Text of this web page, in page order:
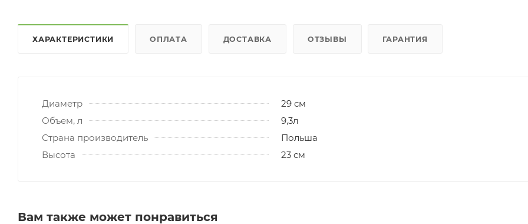
ХАРАКТЕРИСТИКИ ОПЛАТА ДОСТАВКА ОТЗЫВЫ ГАРАНТИЯ
Диаметр
29 см
Объем, л
9,3л
Страна производитель
Польша
Высота
23 см
Вам также может понравиться